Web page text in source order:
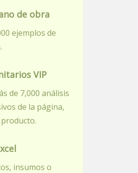
de obra
ejemplos de
VIP
de 7,000 análisis
de la página,
insumos o